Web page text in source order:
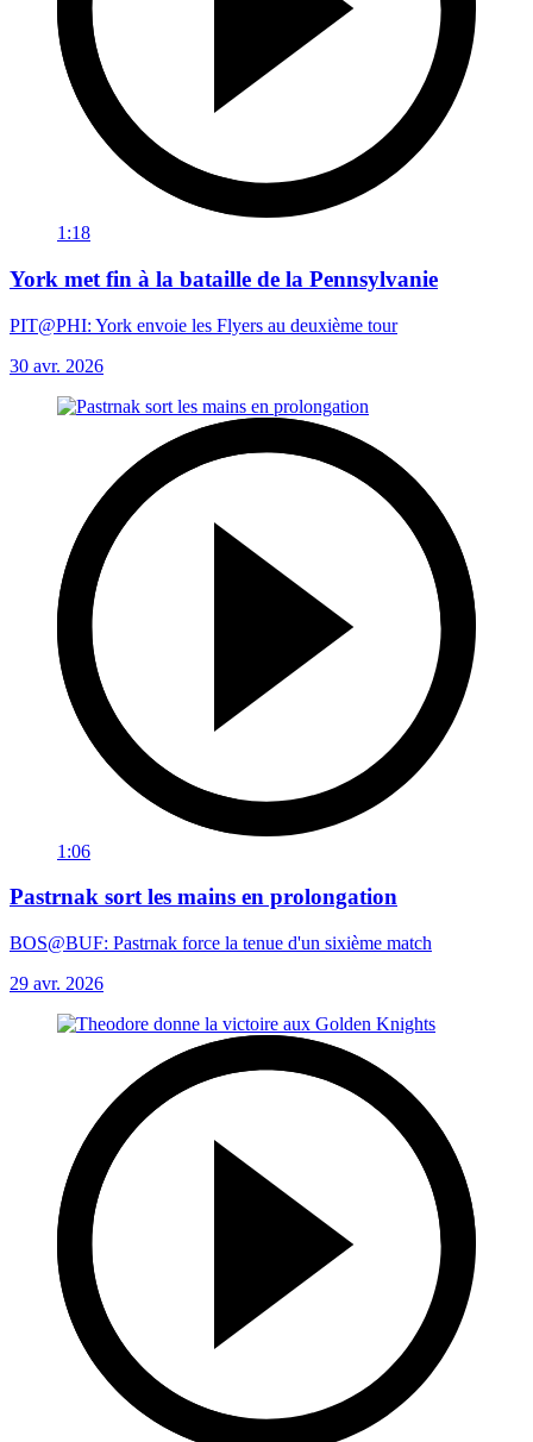
1:18
York met fin à la bataille de la Pennsylvanie
PIT@PHI: York envoie les Flyers au deuxième tour
30 avr. 2026
1:06
Pastrnak sort les mains en prolongation
BOS@BUF: Pastrnak force la tenue d'un sixième match
29 avr. 2026